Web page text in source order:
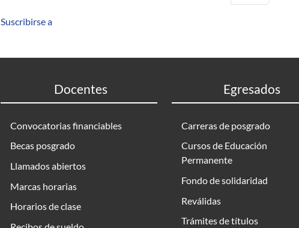
Suscribirse a
Docentes
Convocatorias financiables
Becas posgrado
Llamados abiertos
Marcas horarias
Horarios de clase
Egresados
Carreras de posgrado
Cursos de Educación
Permanente
Fondo de solidaridad
Reválidas
Trámites de títulos